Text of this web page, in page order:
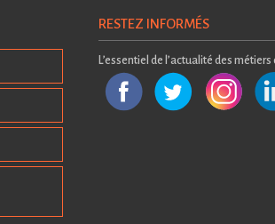
RESTEZ INFORMÉS
L’essentiel de l’actualité des métiers